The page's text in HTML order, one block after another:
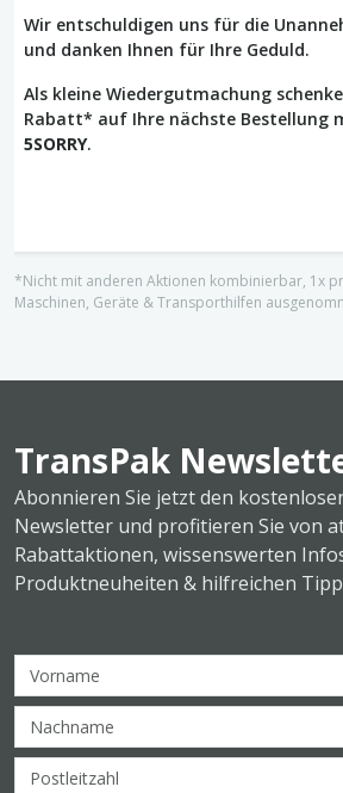
Wir entschuldigen uns für die
und danken Ihnen für Ihre Geduld.
Als kleine Wiedergutmachung
Rabatt* auf Ihre nächste Bestellung
5SORRY.
*Nicht mit anderen Aktionen kombinierbar, 1x
Maschinen, Geräte & Transporthilfen
TransPak
Abonnieren Sie jetzt den
Newsletter und profitieren Sie von
Rabattaktionen, wissenswerten
Produktneuheiten & hilfreichen